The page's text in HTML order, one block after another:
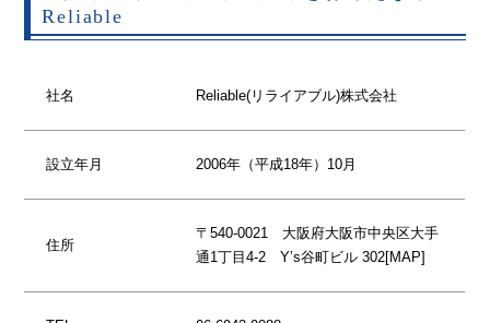
Reliable
社名 Reliable(リライアブル)株式会社
設立年月 2006年（平成18年）10月
住所
〒540-0021 大阪府大阪市中央区大手
通1丁目4-2 Y’s谷町ビル 302[MAP]